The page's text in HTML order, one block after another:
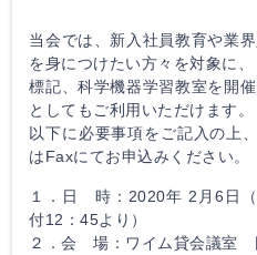
当会では、新入社員教育や業
を身につけたい方々を対象に、
標記、科学機器学習教室を開
としてもご利用いただけます。
以下に必要事項をご記入の上、
はFaxにてお申込みください。
１．日 時：2020年 2月6日
付12：45より）
２．会 場：ワイム貸会議室